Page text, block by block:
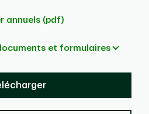
annuels (pdf)
et formulaires